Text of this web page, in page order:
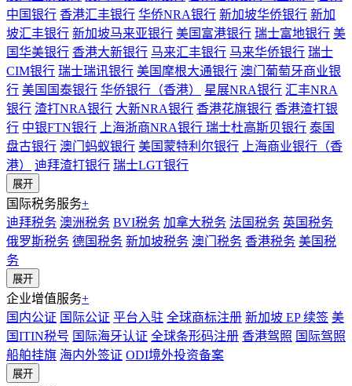
中国银行 香港汇丰银行 华侨NRA银行 新加坡华侨银行 新加
坡汇丰银行 新加坡马来亚银行 美国富港银行 瑞士富地银行 美
国华美银行 香港大新银行 马来汇丰银行 马来华侨银行 瑞士
CIM银行 瑞士瑞讯银行 美国摩根大通银行 澳门葡萄牙商业银
行 美国国泰银行 华侨银行（香港） 星展NRA银行 汇丰NRA
银行 渣打NRA银行 大新NRA银行 香港花旗银行 香港渣打银
行 中银FTN银行 上海浙商NRA银行 瑞士杜高斯贝银行 泰国
盘古银行 澳门蚂蚁银行 美国蒙特利尔银行
上海商业银行（香
港）
迪拜渣打银行 瑞士LGT银行
展开
国际税务服务+
迪拜税务 澳洲税务 BVI税务 加拿大税务 法国税务 英国税务
俄罗斯税务 德国税务 新加坡税务 澳门税务 香港税务 美国税
务
展开
企业增值服务+
国内公证 国际公证 平台入驻 全球商标注册 新加坡 EP 续签 美
国ITIN税号 国际海牙认证 全球条形码注册 香港驾照 国际驾照
船舶挂旗 海内外签证 ODI境外投资备案
展开